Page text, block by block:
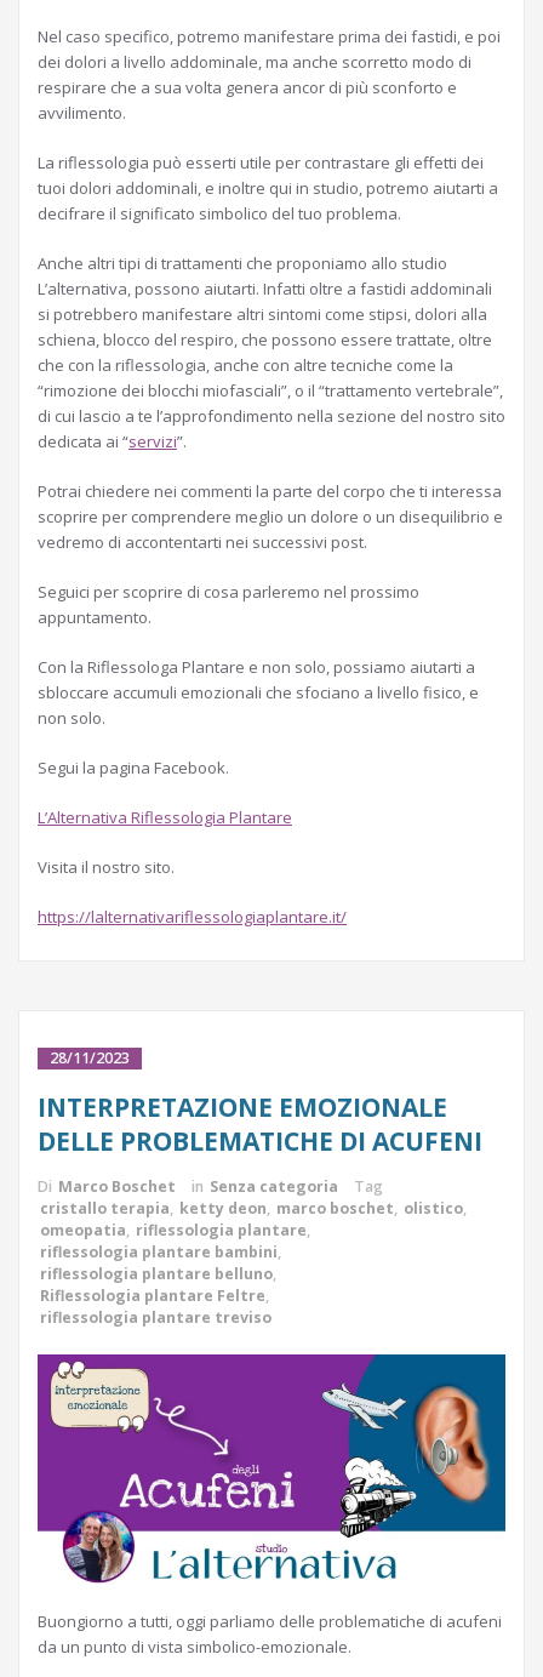
Nel caso specifico, potremo manifestare prima dei fastidi, e poi
dei dolori a livello addominale, ma anche scorretto modo di
respirare che a sua volta genera ancor di più sconforto e
avvilimento.
La riflessologia può esserti utile per contrastare gli effetti dei
tuoi dolori addominali, e inoltre qui in studio, potremo aiutarti a
decifrare il significato simbolico del tuo problema.
Anche altri tipi di trattamenti che proponiamo allo studio
L’alternativa, possono aiutarti. Infatti oltre a fastidi addominali
si potrebbero manifestare altri sintomi come stipsi, dolori alla
schiena, blocco del respiro, che possono essere trattate, oltre
che con la riflessologia, anche con altre tecniche come la
“rimozione dei blocchi miofasciali”, o il “trattamento vertebrale”,
di cui lascio a te l’approfondimento nella sezione del nostro sito
dedicata ai “servizi”.
Potrai chiedere nei commenti la parte del corpo che ti interessa
scoprire per comprendere meglio un dolore o un disequilibrio e
vedremo di accontentarti nei successivi post.
Seguici per scoprire di cosa parleremo nel prossimo
appuntamento.
Con la Riflessologa Plantare e non solo, possiamo aiutarti a
sbloccare accumuli emozionali che sfociano a livello fisico, e
non solo.
Segui la pagina Facebook.
L’Alternativa Riflessologia Plantare
Visita il nostro sito.
https://lalternativariflessologiaplantare.it/
28/11/2023
INTERPRETAZIONE EMOZIONALE
DELLE PROBLEMATICHE DI ACUFENI
Di Marco Boschet in Senza categoria
Tag
cristallo terapia, ketty deon, marco boschet, olistico,
omeopatia, riflessologia plantare,
riflessologia plantare bambini,
riflessologia plantare belluno,
Riflessologia plantare Feltre,
riflessologia plantare treviso
Buongiorno a tutti, oggi parliamo delle problematiche di acufeni
da un punto di vista simbolico-emozionale.